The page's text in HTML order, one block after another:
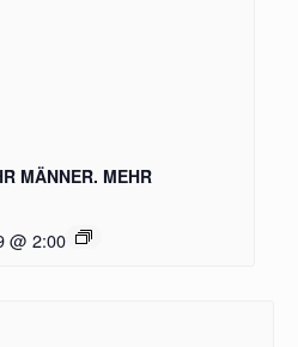
MÄNNER. MEHR
@ 2:00